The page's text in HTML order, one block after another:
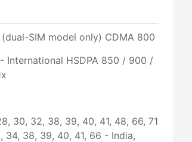
SIM model only) CDMA 800
International HSDPA 850 / 900 /
30, 32, 38, 39, 40, 41, 48, 66, 71
34, 38, 39, 40, 41, 66 - India,